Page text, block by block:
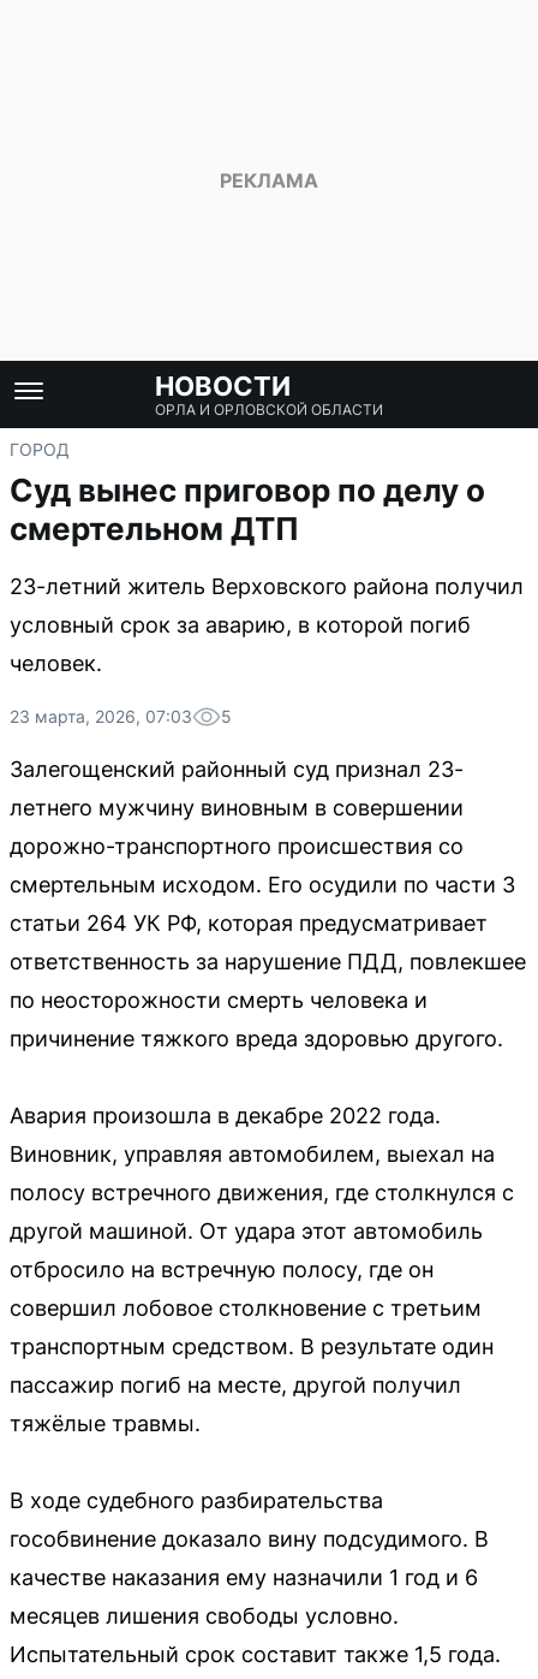
НОВОСТИ
ОРЛА И ОРЛОВСКОЙ ОБЛАСТИ
ГОРОД
Суд вынес приговор по делу о
смертельном ДТП
23-летний житель Верховского района получил
условный срок за аварию, в которой погиб
человек.
23 марта, 2026, 07:03 5
Залегощенский районный суд признал 23-
летнего мужчину виновным в совершении
дорожно-транспортного происшествия со
смертельным исходом. Его осудили по части 3
статьи 264 УК РФ, которая предусматривает
ответственность за нарушение ПДД, повлекшее
по неосторожности смерть человека и
причинение тяжкого вреда здоровью другого.
Авария произошла в декабре 2022 года.
Виновник, управляя автомобилем, выехал на
полосу встречного движения, где столкнулся с
другой машиной. От удара этот автомобиль
отбросило на встречную полосу, где он
совершил лобовое столкновение с третьим
транспортным средством. В результате один
пассажир погиб на месте, другой получил
тяжёлые травмы.
В ходе судебного разбирательства
гособвинение доказало вину подсудимого. В
качестве наказания ему назначили 1 год и 6
месяцев лишения свободы условно.
Испытательный срок составит также 1,5 года.